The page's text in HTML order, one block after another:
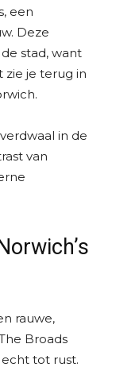
een
Deze
stad, want
je terug in
in de
van
rauwe,
Broads
tot rust.